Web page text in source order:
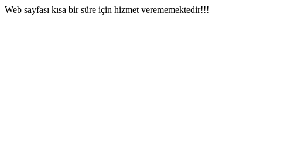
Web sayfası kısa bir süre için hizmet verememektedir!!!